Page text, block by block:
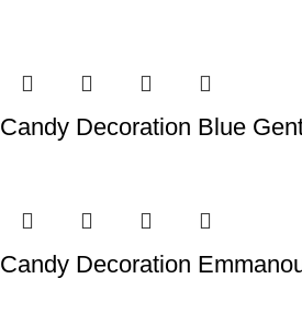
Candy Decoration Blue
Candy Decoration